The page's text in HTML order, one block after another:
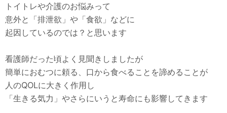
トイトレや介護のお悩みって
意外と「排泄欲」や「食欲」などに
起因しているのでは？と思います
看護師だった頃よく見聞きしましたが
簡単におむつに頼る、口から食べることを諦めることが
人のQOLに大きく作用し
「生きる気力」やさらにいうと寿命にも影響してきます